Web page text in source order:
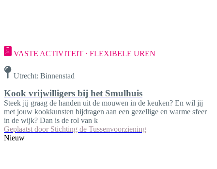
VASTE ACTIVITEIT · FLEXIBELE UREN
Utrecht: Binnenstad
Kook vrijwilligers bij het Smulhuis
Steek jij graag de handen uit de mouwen in de keuken? En wil jij
met jouw kookkunsten bijdragen aan een gezellige en warme sfeer
in de wijk? Dan is de rol van k
Geplaatst door Stichting de Tussenvoorziening
Nieuw